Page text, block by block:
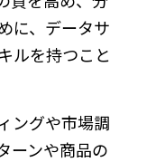
に、データサ
ルを持つこと
ングや市場調
ーンや商品の